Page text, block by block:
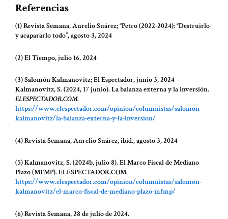
Referencias
(1) Revista Semana, Aurelio Suárez; “Petro (2022-2024): “Destruirlo
y acapararlo todo”, agosto 3, 2024
(2) El Tiempo, julio 16, 2024
(3) Salomón Kalmanovitz; El Espectador, junio 3, 2024
Kalmanovitz, S. (2024, 17 junio). La balanza externa y la inversión.
ELESPECTADOR.COM.
https://www.elespectador.com/opinion/columnistas/salomon-
kalmanovitz/la-balanza-externa-y-la-inversion/
(4) Revista Semana, Aurelio Suárez, ibid., agosto 3, 2024
(5) Kalmanovitz, S. (2024b, julio 8). El Marco Fiscal de Mediano
Plazo (MFMP). ELESPECTADOR.COM.
https://www.elespectador.com/opinion/columnistas/salomon-
kalmanovitz/el-marco-fiscal-de-mediano-plazo-mfmp/
(6) Revista Semana, 28 de julio de 2024.